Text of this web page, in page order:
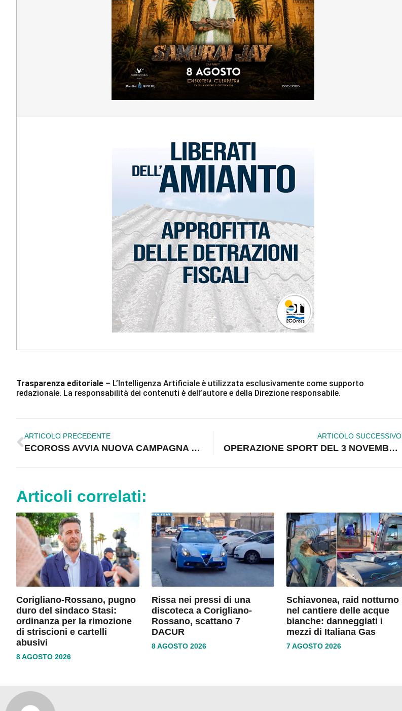
Trasparenza editoriale – L’Intelligenza Artificiale è utilizzata esclusivamente come supporto
redazionale. La responsabilità dei contenuti è dell’autore e della Direzione responsabile.
ARTICOLO PRECEDENTE
ECOROSS AVVIA NUOVA CAMPAGNA SENSIBILIZZAZIONE PER LE SCUOLE – MARTEDì 3 NOVEMBRE CONFERENZA STAMPA
ARTICOLO SUCCESSIVO
OPERAZIONE SPORT DEL 3 NOVEMBRE 2015
Articoli correlati:
Corigliano-Rossano, pugno
duro del sindaco Stasi:
ordinanza per la rimozione
di striscioni e cartelli
abusivi
8 AGOSTO 2026
Rissa nei pressi di una
discoteca a Corigliano-
Rossano, scattano 7
DACUR
8 AGOSTO 2026
Schiavonea, raid notturno
nel cantiere delle acque
bianche: danneggiati i
mezzi di Italiana Gas
7 AGOSTO 2026